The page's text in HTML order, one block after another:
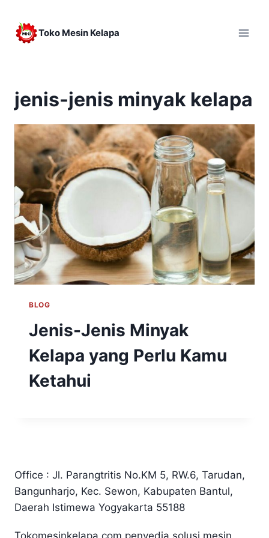
content
Toko Mesin Kelapa
jenis-jenis minyak kelapa
BLOG
Jenis-Jenis Minyak
Kelapa yang Perlu Kamu
Ketahui
Office : Jl. Parangtritis No.KM 5, RW.6, Tarudan,
Bangunharjo, Kec. Sewon, Kabupaten Bantul,
Daerah Istimewa Yogyakarta 55188
Tokomesinkelapa.com penyedia solusi mesin